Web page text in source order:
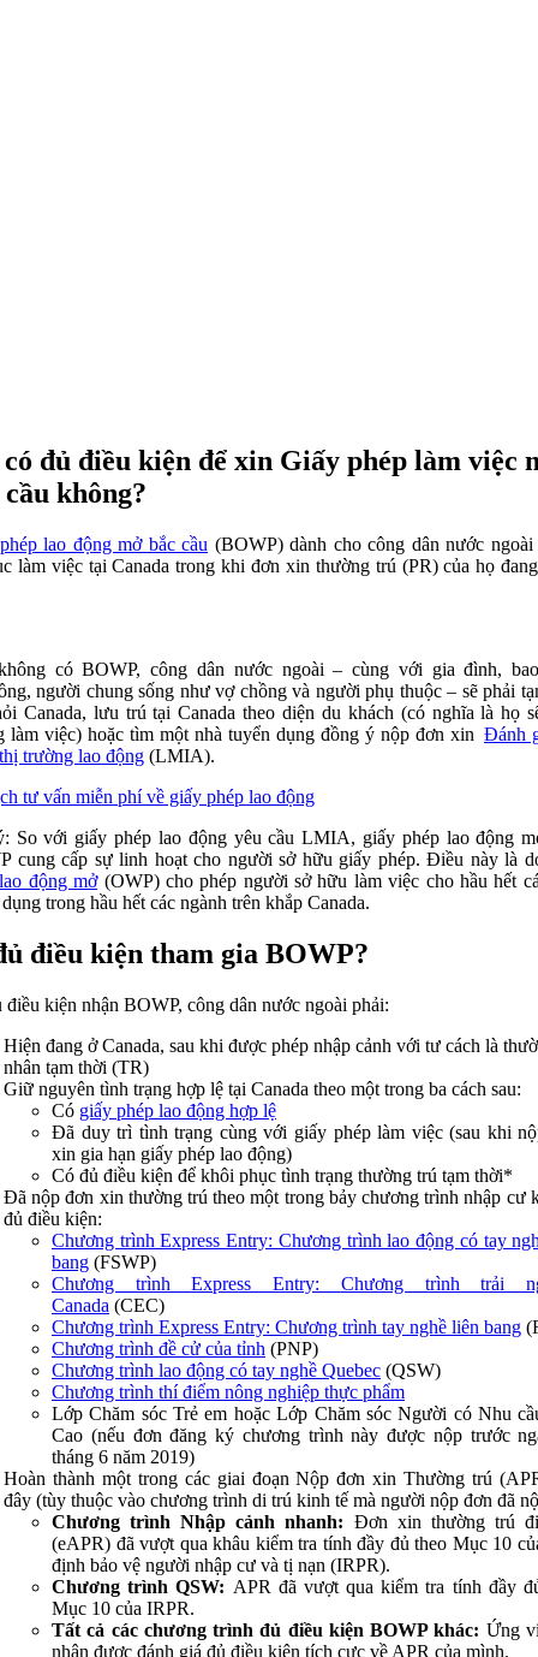
đủ điều kiện để xin Giấy phép làm việc
cầu không?
lao động mở bắc cầu (BOWP) dành cho công dân nước ngoài
làm việc tại Canada trong khi đơn xin thường trú (PR) của họ
có BOWP, công dân nước ngoài – cùng với gia đình,
người chung sống như vợ chồng và người phụ thuộc – sẽ phải
Canada, lưu trú tại Canada theo diện du khách (có nghĩa là họ
làm việc) hoặc tìm một nhà tuyển dụng đồng ý nộp đơn xin Đánh
trường lao động (LMIA).
tư vấn miễn phí về giấy phép lao động
So với giấy phép lao động yêu cầu LMIA, giấy phép lao động
cung cấp sự linh hoạt cho người sở hữu giấy phép. Điều này là
động mở(OWP) cho phép người sở hữu làm việc cho hầu hết
trong hầu hết các ngành trên khắp Canada.
điều kiện tham gia BOWP?
kiện nhận BOWP, công dân nước ngoài phải:
Hiện đang ở Canada, sau khi được phép nhập cảnh với tư cách là
nhân tạm thời (TR)
Giữ nguyên tình trạng hợp lệ tại Canada theo một trong ba cách sau:
Có giấy phép lao động hợp lệ
Đã duy trì tình trạng cùng với giấy phép làm việc (sau khi
xin gia hạn giấy phép lao động)
Có đủ điều kiện để khôi phục tình trạng thường trú tạm thời*
Đã nộp đơn xin thường trú theo một trong bảy chương trình nhập cư
đủ điều kiện:
Chương trình Express Entry: Chương trình lao động có tay
bang (FSWP)
Chương trình Express Entry: Chương trình trải
Canada (CEC)
Chương trình Express Entry: Chương trình tay nghề liên bang
Chương trình đề cử của tỉnh (PNP)
Chương trình lao động có tay nghề Quebec (QSW)
Chương trình thí điểm nông nghiệp thực phẩm
Lớp Chăm sóc Trẻ em hoặc Lớp Chăm sóc Người có Nhu
Cao (nếu đơn đăng ký chương trình này được nộp trước
tháng 6 năm 2019)
Hoàn thành một trong các giai đoạn Nộp đơn xin Thường trú
đây (tùy thuộc vào chương trình di trú kinh tế mà người nộp đơn đã
Chương trình Nhập cảnh nhanh: Đơn xin thường trú
(eAPR) đã vượt qua khâu kiểm tra tính đầy đủ theo Mục 10
định bảo vệ người nhập cư và tị nạn (IRPR).
Chương trình QSW: APR đã vượt qua kiểm tra tính đầy
Mục 10 của IRPR.
Tất cả các chương trình đủ điều kiện BOWP khác: Ứng
nhận được đánh giá đủ điều kiện tích cực về APR của mình.